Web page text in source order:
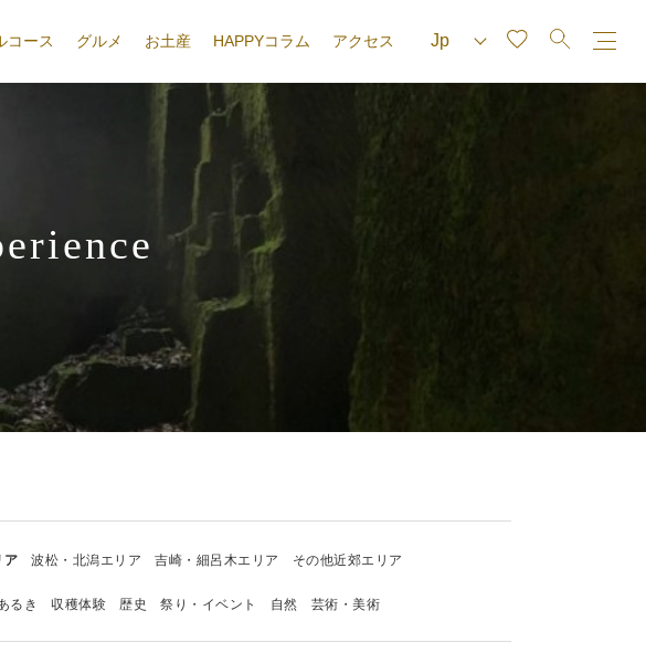
コース グルメ お土産 HAPPYコラム アクセス
ア 波松・北潟エリア 吉崎・細呂木エリア その他近郊エリア
るき 収穫体験 歴史 祭り・イベント 自然 芸術・美術